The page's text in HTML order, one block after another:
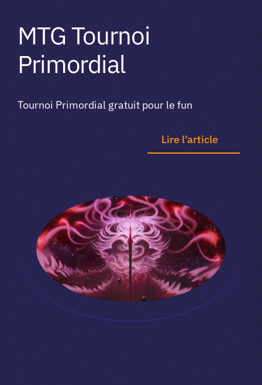
A propos du club
Contact
app.
Vibe Game
MTG Tournoi
Primordial
Tournoi Primordial gratuit pour le fun
Lire l’article